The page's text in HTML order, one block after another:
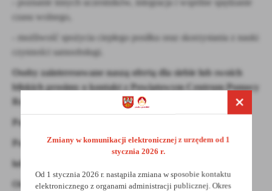
- poznanie innych uczestników, integracja i wspólne spędzanie
czasu wolnego,
- możliwość spożycia ciepłego posiłku oraz skorzystania z nauki
czynności samoobsługi.
Osoby zainteresowane naszą ofertą dla siebie lub swoich
bliskich prosimy o kontakt z Powiatowym Centrum Pomocy
Rodzinie w Grodzisku Wlkp.:
Pan Piotr Bartkowiak nr telef. 61 44 52 510
Pani Magdalena Szwebów nr telef. 61 44 52 510
lub
Ośrodkiem Pomocy Społecznej właściwym ze względu
Zmiany w komunikacji elektronicznej z urzędem od 1
stycznia 2026 r.
Od 1 stycznia 2026 r. nastąpiła zmiana w sposobie kontaktu
elektronicznego z organami administracji publicznej. Okres